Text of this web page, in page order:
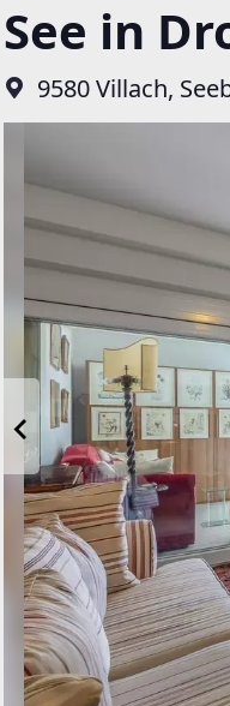
See in
9580 Villach,